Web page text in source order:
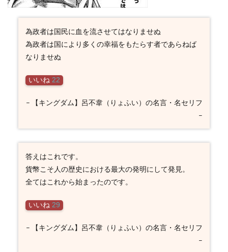
為政者は国民に血を流させてはなりませぬ
為政者は国により多くの幸福をもたらす者であらねば
なりませぬ
いいね 22
– 【キングダム】呂不韋（りょふい）の名言・名セリフ
–
答えはこれです。
貨幣こそ人の歴史における最大の発明にして発見。
全てはこれから始まったのです。
いいね 29
– 【キングダム】呂不韋（りょふい）の名言・名セリフ
–